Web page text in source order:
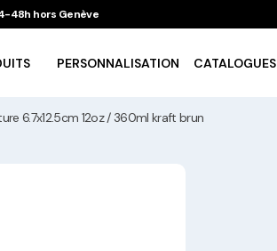
48h hors Genève
PERSONNALISATION CATALOGUES
6.7x12.5cm 12oz / 360ml kraft brun